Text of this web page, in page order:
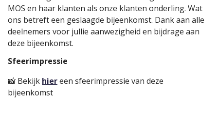
MOS en haar klanten als onze klanten onderling. Wat
ons betreft een geslaagde bijeenkomst. Dank aan alle
deelnemers voor jullie aanwezigheid en bijdrage aan
deze bijeenkomst.
Sfeerimpressie
📸 Bekijk hiereen sfeerimpressie van deze
bijeenkomst